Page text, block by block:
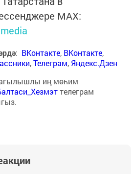
MАХ:
: ВКонтакте, ВКонтакте,
,Телеграм, Яндекс.Дзен
иң мөһим
телеграм